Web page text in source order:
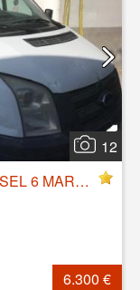
12
FORD TRANSIT CONNECT 2.2 DIESEL 6 MARCHAS
6.300 €